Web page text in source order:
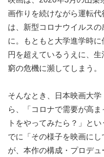
画作りを続けながら運転
は、新型コロナウイルス
に。もともと大学進学時
円を超えているうえに、
窮の危機に瀕してしまう。
そんなとき、日本映画大
ら、「コロナで需要が高
トをやってみたら？」と
でに「その様子を映画に
が、本作の構成・プロデ